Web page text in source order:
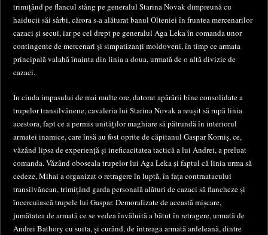
trimițând pe flancul stâng pe generalul Starina Novak dimpreună cu
haiducii săi sârbi, cărora s-a alăturat banul Olteniei în fruntea mercenarilor
cazaci și secui, iar pe cel drept pe generalul Aga Leka în comanda unor
contingente de mercenari și simpatizanți moldoveni, în timp ce armata
principală valahă înainta din linia a doua, urmată de o altă divizie de
cazaci.
În ciuda impasului de mai multe ore, datorat apărării bine consolidate a
trupelor transilvănene, cavaleria lui Starina Novak a reușit să rupă linia
acestora, fapt ce a permis unităților maghiare să pătrundă în interiorul
armatei inamice, care însă au fost oprite de căpitanul Gaspar Korniș, ce,
văzând lipsa de experiență și ineficacitatea tactică a lui Andrei, a preluat
comanda. Văzând oboseala trupelor lui Aga Leka și faptul că linia urma să
cedeze, Mihai a organizat o retragere în luptă, în fața contraatacului
transilvănean, trimițând garda personală alături de cazaci să flancheze și
încercuiască trupele lui Gaspar. Demoralizate de această mișcare,
jumătatea de armată ce se vedea învăluită a bătut în retragere, urmată de
Andrei Bathory cu suita, și curând, de întreaga armată ardeleană, dintre